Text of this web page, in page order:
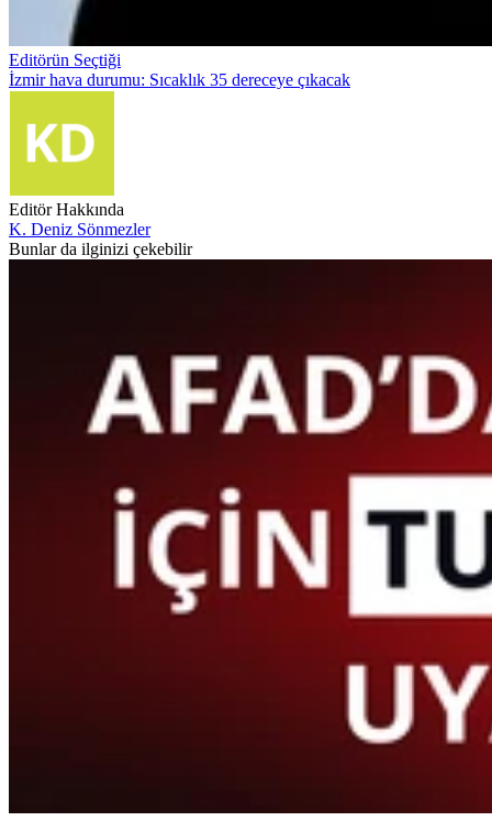
Editörün Seçtiği
İzmir hava durumu: Sıcaklık 35 dereceye çıkacak
Editör Hakkında
K. Deniz Sönmezler
Bunlar da ilginizi çekebilir